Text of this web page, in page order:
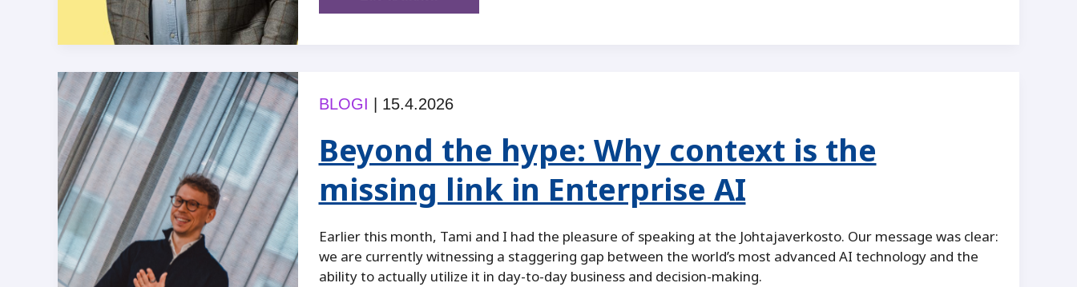
myy
pitäisi
ostaa
BLOGI | 15.4.2026
Beyond the hype: Why context is the
missing link in Enterprise AI
Earlier this month, Tami and I had the pleasure of speaking at the Johtajaverkosto. Our message was clear:
we are currently witnessing a staggering gap between the world’s most advanced AI technology and the
ability to actually utilize it in day-to-day business and decision-making.